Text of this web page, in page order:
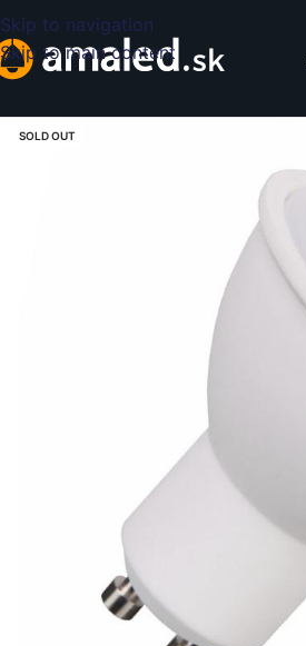
Skip to navigation
Skip to main content
SOLD OUT